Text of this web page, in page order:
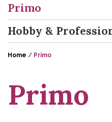
Primo
Hobby &
Home / Primo
Primo